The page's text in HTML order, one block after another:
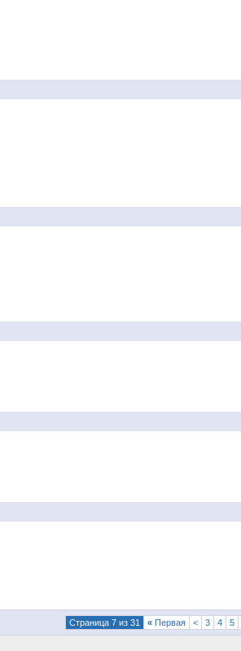
Страница 7 из 31 « Первая < 3 4 5